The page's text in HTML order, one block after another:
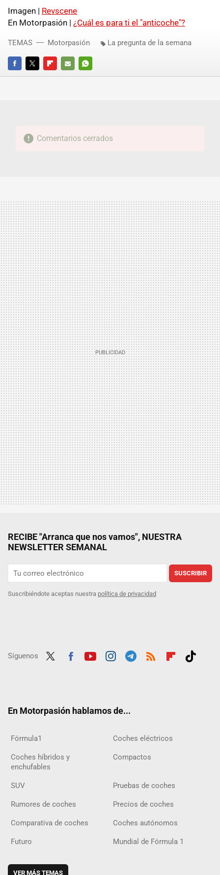
Imagen | Revscene
En Motorpasión | ¿Cuál es para ti el "anticoche"?
FACEBOOKTWITTERFLIPBOARD
E-
WHATSAPP
TEMAS Motorpasión La pregunta de la semana
Comentarios cerrados
RECIBE "Arranca que nos vamos", NUESTRA
NEWSLETTER SEMANAL
SUSCRIBIR
Suscribiéndote aceptas nuestra política de privacidad
Síguenos
En Motorpasión hablamos de...
Fórmula1 Coches eléctricos
Coches híbridos y
enchufables
Compactos
SUV Pruebas de coches
Rumores de coches Precios de coches
Comparativa de coches Coches autónomos
Futuro Mundial de Fórmula 1
VER MÁS TEMAS